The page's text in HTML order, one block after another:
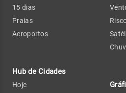
15 dias
Praias
Aeroportos
Hub de Cidades
Hoje